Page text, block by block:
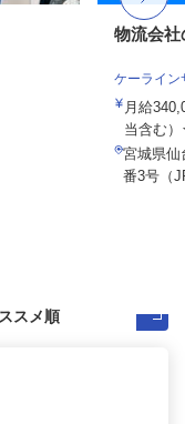
物流会社
ケーライ
月給
当含む
宮城県仙
番3号（